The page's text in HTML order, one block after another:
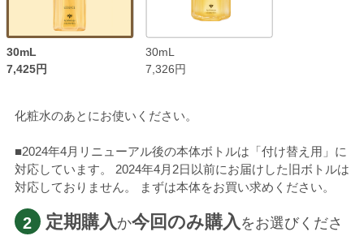
30mL
7,425円
30mL
7,326円
化粧水のあとにお使いください。
■2024年4月リニューアル後の本体ボトルは「付け替え用」に
対応しています。 2024年4月2日以前にお届けした旧ボトルは
対応しておりません。 まずは本体をお買い求めください。
2 定期購入 か今回のみ購入 をお選びくださ